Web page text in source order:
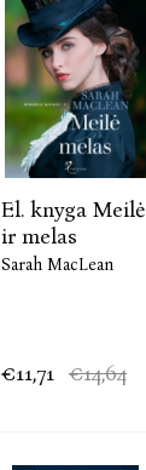
El. knyga Meilė
ir melas
Sarah MacLean
€11,71 €14,64